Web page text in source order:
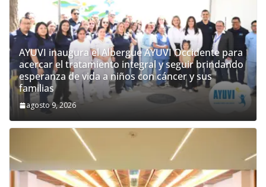
AYUVI inaugura el Albergue AYUVI Occidente para
acercar el tratamiento integral y seguir brindando
esperanza de vida a niños con cáncer y sus
familias
agosto 9, 2026